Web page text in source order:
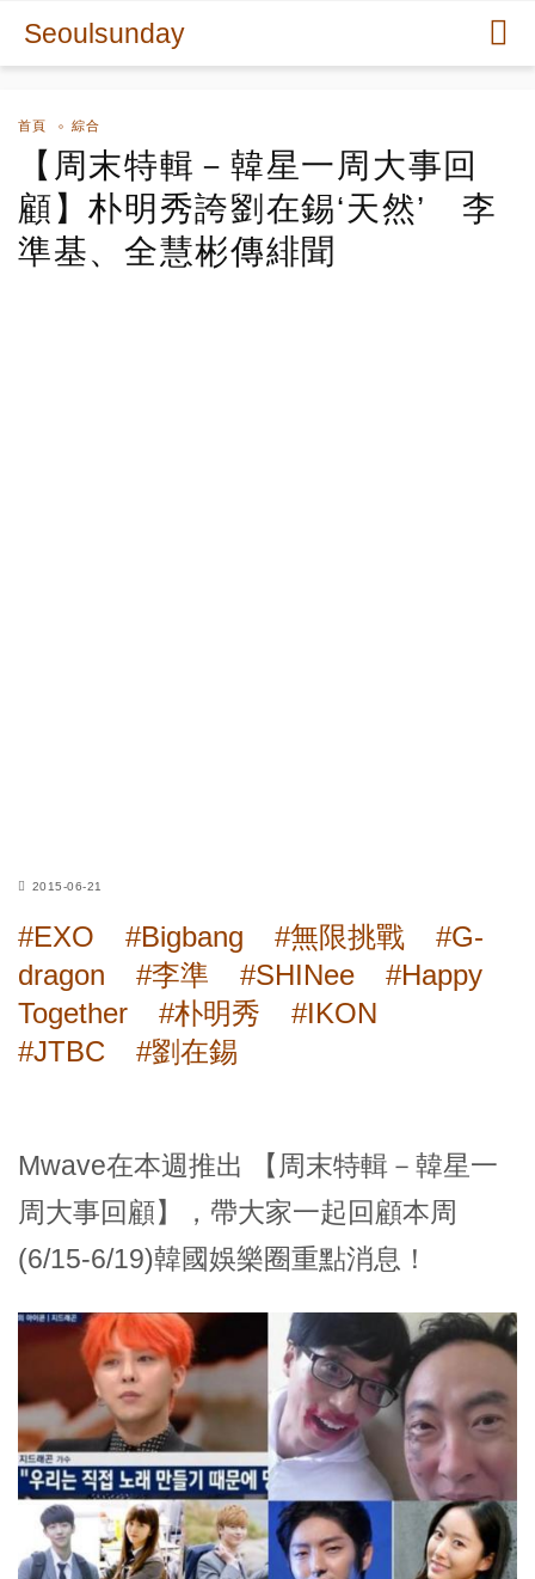
Seoulsunday
首頁 綜合
【周末特輯－韓星一周大事回
顧】朴明秀誇劉在錫‘天然’ 李
準基、全慧彬傳緋聞
2015-06-21
#EXO #Bigbang #無限挑戰
#G-
dragon
#李準 #SHINee
#Happy
Together
#朴明秀
#IKON
#JTBC
#劉在錫
Mwave在本週推出 【周末特輯－韓星一
周大事回顧】，帶大家一起回顧本周
(6/15-6/19)韓國娛樂圈重點消息！